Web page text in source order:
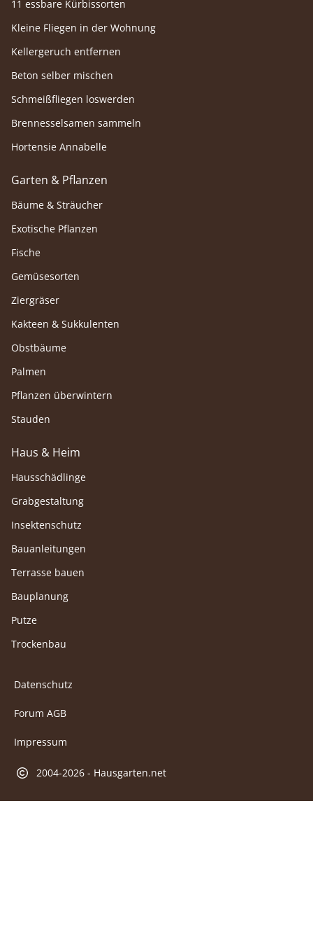
11 essbare Kürbissorten
Kleine Fliegen in der Wohnung
Kellergeruch entfernen
Beton selber mischen
Schmeißfliegen loswerden
Brennesselsamen sammeln
Hortensie Annabelle
Garten & Pflanzen
Bäume & Sträucher
Exotische Pflanzen
Fische
Gemüsesorten
Ziergräser
Kakteen & Sukkulenten
Obstbäume
Palmen
Pflanzen überwintern
Stauden
Haus & Heim
Hausschädlinge
Grabgestaltung
Insektenschutz
Bauanleitungen
Terrasse bauen
Bauplanung
Putze
Trockenbau
Datenschutz
Forum AGB
Impressum
2004-2026 - Hausgarten.net